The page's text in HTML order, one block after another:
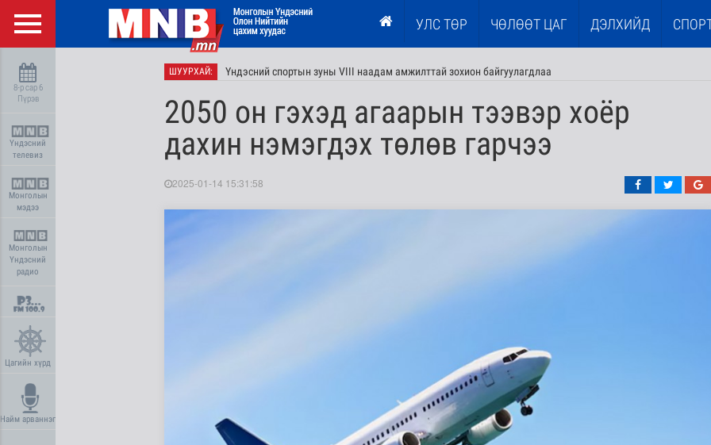
УЛС ТӨР ЧӨЛӨӨТ ЦАГ ДЭЛХИЙД
8-р сар 6
Пүрэв
Үндэсний
телевиз
Монголын
мэдээ
Монголын
Үндэсний
радио
Цагийн хүрд
Найм арваннэг
ШУУРХАЙ: Үндэсний спортын зуны VIII наадам амжилттай зохион байгуулагдлаа
2050 он гэхэд агаарын тээвэр хоёр
дахин нэмэгдэх төлөв гарчээ
2025-01-14 15:31:58